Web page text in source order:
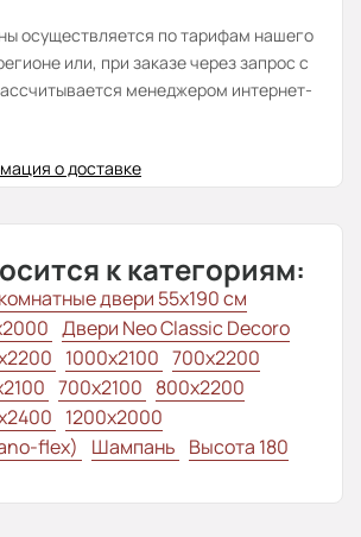
осуществляется по тарифам нашего
или, при заказе через запрос с
менеджером интернет-
о доставке
к категориям:
двери 55х190 см
Двери Neo Classic Decoro
1000x2100 700x2200
700x2100 800x2200
1200x2000
flex)
Шампань Высота 180